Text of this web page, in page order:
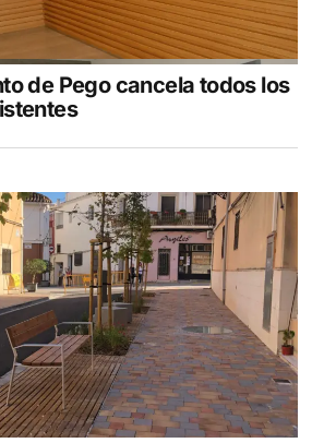
de Pego cancela todos los